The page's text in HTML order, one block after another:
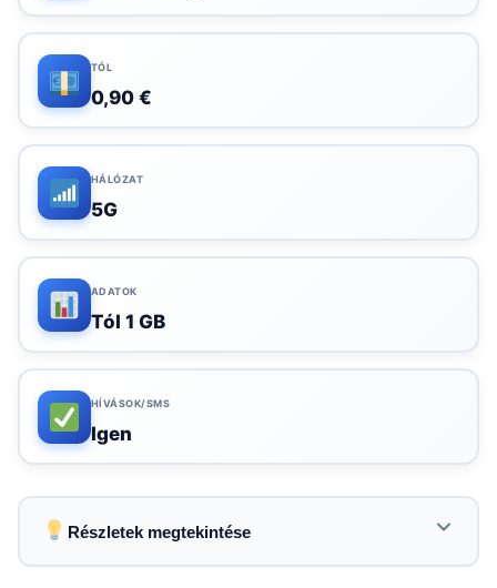
TÓL
0,90 €
HÁLÓZAT
5G
ADATOK
Tól 1 GB
HÍVÁSOK/SMS
Igen
Részletek megtekintése